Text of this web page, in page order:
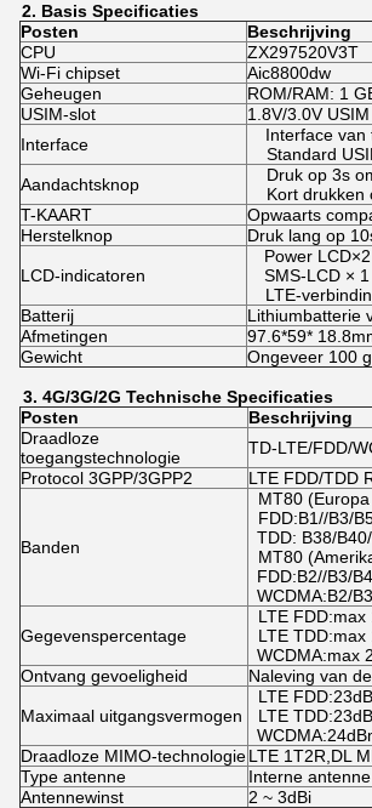
2. Basis Specificaties
Posten
Beschrijving
CPU
ZX297520V3T
Wi-Fi chipset
Aic8800dw
Geheugen
ROM/RAM: 1
USIM-slot
1.8V/3.0V
Interface
Interface van
Standard
Aandachtsknop
Druk op 3s
Kort drukken
T-KAART
Opwaarts
Herstelknop
Druk lang op
LCD-indicatoren
Power
SMS-LCD ×
LTE-
Batterij
Lithiumbatterie
Afmetingen
97.6*59*
Gewicht
Ongeveer 100 g
3. 4G/3G/2G Technische Specificaties
Posten
Beschrijving
Draadloze
toegangstechnologie
TD-LTE/FDD/
Protocol 3GPP/3GPP2
LTE FDD/TDD
Banden
MT80
FDD:B1//B3/
TDD: B38/
MT80
FDD:B2//B3/
WCDMA:B2/
Gegevenspercentage
LTE
LTE
WCDMA:max
Ontvang gevoeligheid
Naleving van
Maximaal uitgangsvermogen
LTE
LTE
Draadloze MIMO-technologieLTE 1T2R,DL
Type antenne
Interne
Antennewinst
2 ~ 3dBi